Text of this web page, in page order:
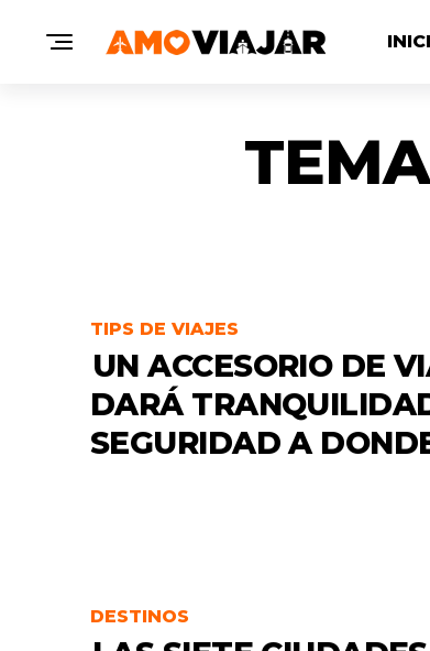
TIPS DE VIAJES
UN ACCESORIO DE
DARÁ
SEGURIDAD A
DESTINOS